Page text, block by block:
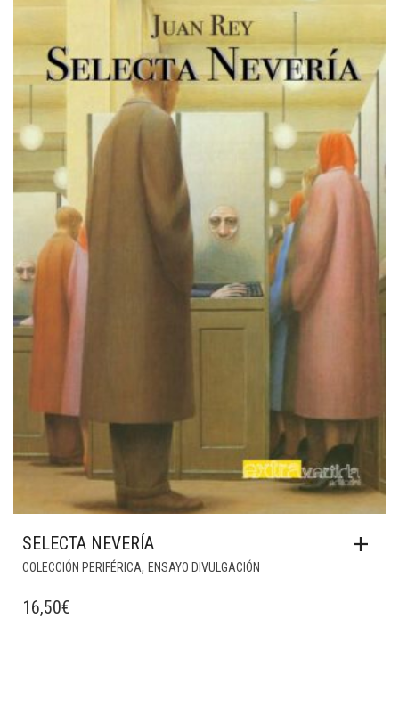
SELECTA NEVERÍA
COLECCIÓN PERIFÉRICA, ENSAYO DIVULGACIÓN
16,50€